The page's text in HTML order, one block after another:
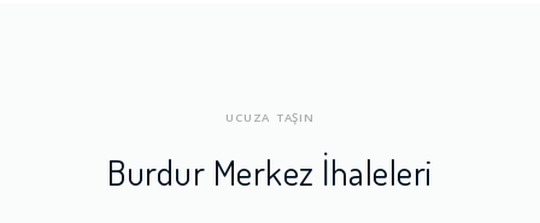
UCUZA TAŞIN
Burdur Merkez İhaleleri